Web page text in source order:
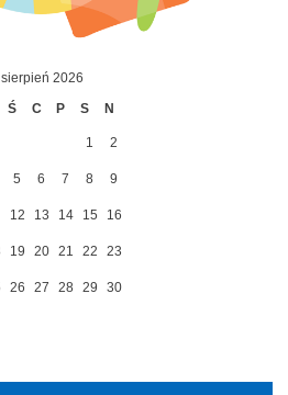
sierpień 2026
Ś C P S N
1 2
5 6 7 8 9
12 13 14 15 16
19 20 21 22 23
26 27 28 29 30